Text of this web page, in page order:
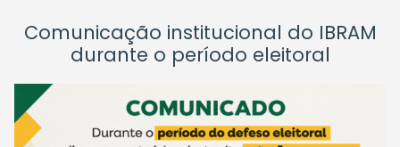
Comunicação institucional do IBRAM
durante o período eleitoral